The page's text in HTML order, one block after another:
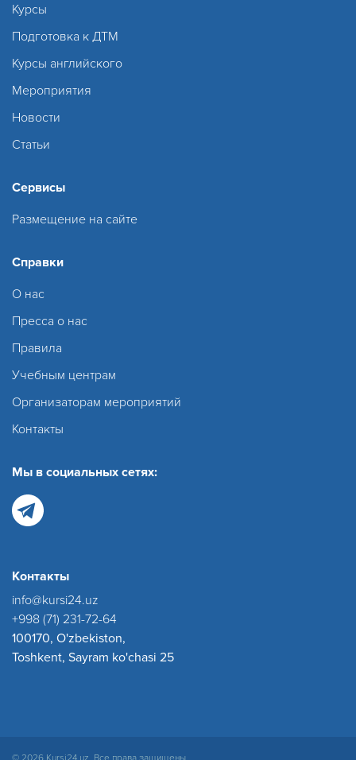
Курсы
Подготовка к ДТМ
Курсы английского
Мероприятия
Новости
Статьи
Сервисы
Размещение на сайте
Справки
О нас
Пресса о нас
Правила
Учебным центрам
Организаторам мероприятий
Контакты
Мы в социальных сетях:
Контакты
info@kursi24.uz
+998 (71) 231-72-64
100170, O'zbekiston,
Toshkent, Sayram ko'chasi 25